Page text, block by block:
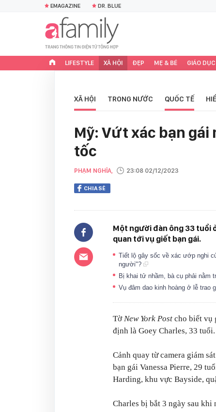
EMAGAZINE DR. BLUE
LIFESTYLE XÃ HỘI ĐẸP MẸ & BÉ GIÁO DỤC
XÃ HỘI TRONG NƯỚC QUỐC TẾ
Mỹ: Vứt xác bạn
tốc
PHẠM NGHĨA, 23:08 02/12/2023
CHIA SẺ
Một người đàn ông 33 tuổi
quan tới vụ giết bạn gái.
Tiết lộ gây sốc về xác ướp nghi
người"?
Bị khai tử nhầm, bà cụ phải nằm
Vụ đâm dao kinh hoàng ở lễ trao
TờNew York Post cho biết vụ
định là Goey Charles, 33 tuổi.
Cảnh quay từ camera giám
bạn gái Vanessa Pierre, 29
Harding, khu vực Bayside,
Charles bị bắt 3 ngày sau